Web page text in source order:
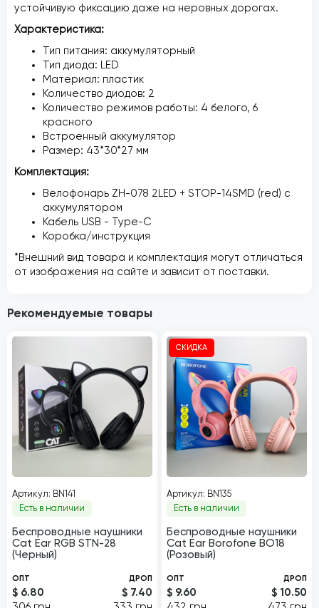
устойчивую фиксацию даже на неровных дорогах.
Характеристика:
Тип питания: аккумуляторный
Тип диода: LED
Материал: пластик
Количество диодов: 2
Количество режимов работы: 4 белого, 6
красного
Встроенный аккумулятор
Размер: 43*30*27 мм
Комплектация:
Велофонарь ZH-078 2LED + STOP-14SMD (red) с
аккумулятором
Кабель USB - Type-C
Коробка/инструкция
*Внешний вид товара и комплектация могут отличаться
от изображения на сайте и зависит от поставки.
Рекомендуемые товары
Артикул: BN141
Есть в наличии
Беспроводные наушники
Cat Ear RGB STN-28
(Черный)
ОПТ
$ 6.80
ДРОП
$ 7.40
СКИДКА
Артикул: BN135
Есть в наличии
Беспроводные наушники
Cat Ear Borofone BO18
(Розовый)
ОПТ
$ 9.60
ДРОП
$ 10.50